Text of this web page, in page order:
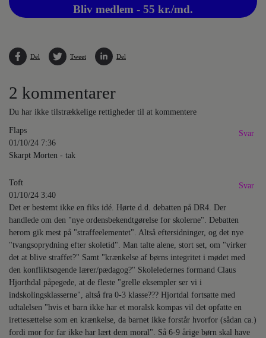
Bliv medlem - 55 kr./md.
Del Tweet Del
2 kommentarer
Du har ikke tilstrækkelige rettigheder til at kommentere
Flaps
01/10/24 7:36
Skarpt Morten - tak
Svar
Toft
01/10/24 3:40
Det er bestemt ikke en fiks idé. Hørte d.d. debatten på DR4. Der
handlede om den "nye ordensbekendtgørelse for skolerne". Debatten
herom gik mest på "straffeelementet". Altså eftersidninger, og det nye
"tvangsoprydning efter skoletid". Man talte alene, stort set, om "virker
det at blive straffet?" Samt "krænkelse af børns integritet i mødet med
den konfliktsøgende lærer/pædagog?" Skoleledernes formand Claus
Hjorthdal påpegede, at de fleste "grelle eksempler ser vi i
indskolingsklasserne", altså fra 0-3 klasse??? Hjortdal fortsatte med
udtalelsen "hvis et barn ikke har et moralsk kompas vil det opfatte en
irettesættelse som en krænkelse, da barnet ikke forstår hvorfor (sådan ca.)
fordi mor for far ikke har lært dem moral". Så 6-9 årige børn skal have
Svar